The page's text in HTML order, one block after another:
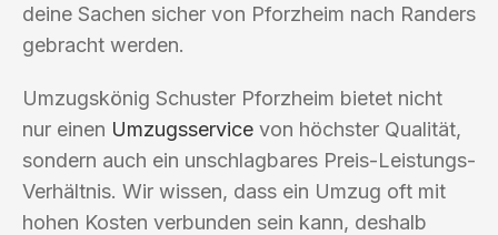
deine Sachen sicher von Pforzheim nach Randers
gebracht werden.
Umzugskönig Schuster Pforzheim bietet nicht
nur einen Umzugsservice von höchster Qualität,
sondern auch ein unschlagbares Preis-Leistungs-
Verhältnis. Wir wissen, dass ein Umzug oft mit
hohen Kosten verbunden sein kann, deshalb